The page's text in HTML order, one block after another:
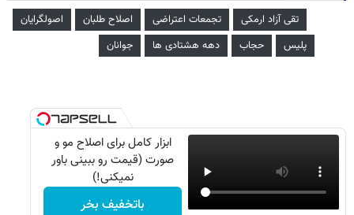
تقی آزاد ارمکی تجمعات اعتراضی اصلاح طلبان
اصولگرایان
پلیس
حجاب دهه هشتادی ها جوانان
ابزار کامل برای اصلاح مو و
صورت (قیمت رو ببینی باور
نمیکنی!)
باتخفیف بخر